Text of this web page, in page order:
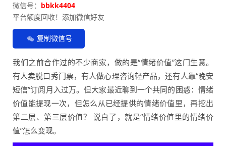
微信号： bbkk4404
平台额度回收！添加微信好友
复制微信号
我们之前合作过的不少商家，做的是“情绪价值”这门生意。
有人卖脱口秀门票，有人做心理咨询轻产品，还有人靠“晚安
短信”订阅月入过万。但大家最近聊到一个共同的困惑：情绪
价值能提现一次，但怎么从已经提供的情绪价值里，再挖出
第二层、第三层价值？ 说白了，就是“情绪价值里的情绪价
值”怎么变现。